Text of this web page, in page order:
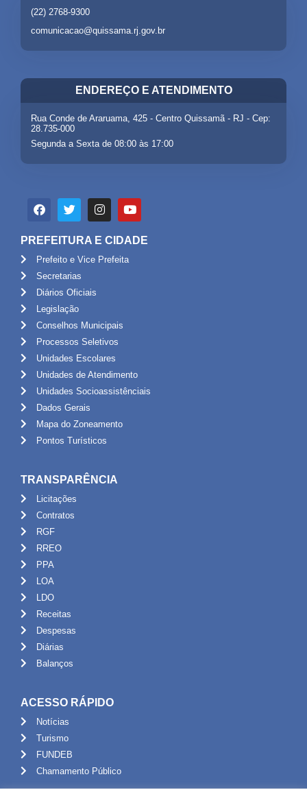
(22) 2768-9300
comunicacao@quissama.rj.gov.br
ENDEREÇO E ATENDIMENTO
Rua Conde de Araruama, 425 - Centro Quissamã - RJ - Cep:
28.735-000
Segunda a Sexta de 08:00 às 17:00
PREFEITURA E CIDADE
Prefeito e Vice Prefeita
Secretarias
Diários Oficiais
Legislação
Conselhos Municipais
Processos Seletivos
Unidades Escolares
Unidades de Atendimento
Unidades Socioassistênciais
Dados Gerais
Mapa do Zoneamento
Pontos Turísticos
TRANSPARÊNCIA
Licitações
Contratos
RGF
RREO
PPA
LOA
LDO
Receitas
Despesas
Diárias
Balanços
ACESSO RÁPIDO
Notícias
Turismo
FUNDEB
Chamamento Público